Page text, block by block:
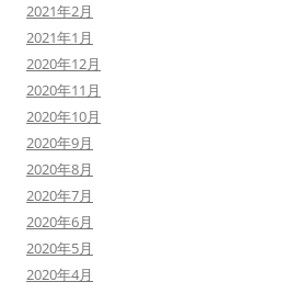
2021年2月
2021年1月
2020年12月
2020年11月
2020年10月
2020年9月
2020年8月
2020年7月
2020年6月
2020年5月
2020年4月